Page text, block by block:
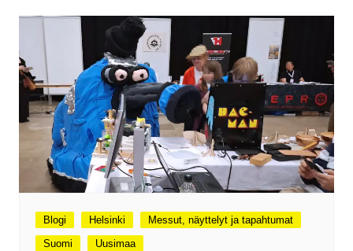
Blogi Helsinki
Messut, näyttelyt ja tapahtumat
Suomi
Uusimaa